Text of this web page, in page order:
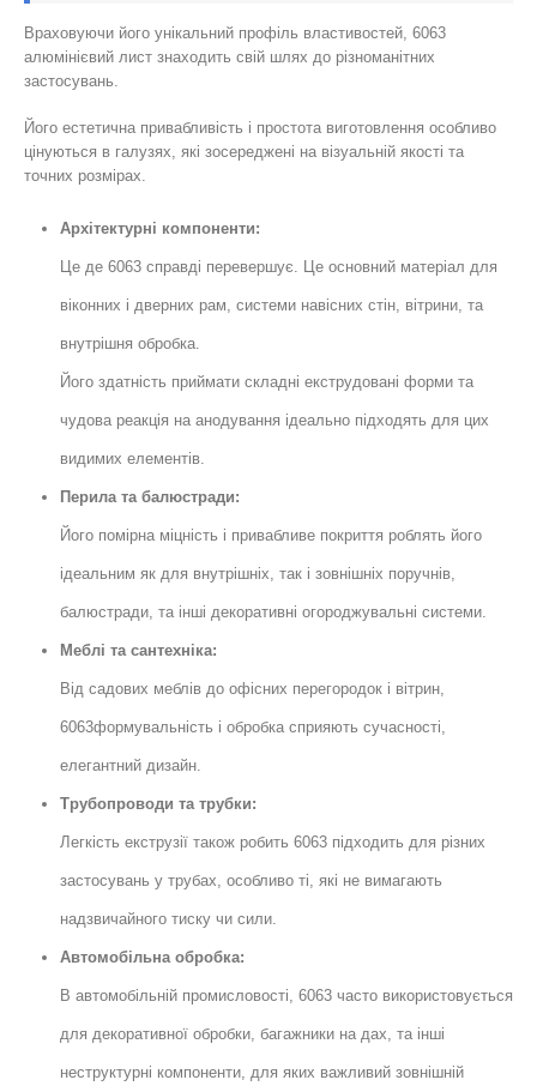
Враховуючи його унікальний профіль властивостей, 6063
алюмінієвий лист знаходить свій шлях до різноманітних
застосувань.
Його естетична привабливість і простота виготовлення особливо
цінуються в галузях, які зосереджені на візуальній якості та
точних розмірах.
Архітектурні компоненти:
Це де 6063 справді перевершує. Це основний матеріал для
віконних і дверних рам, системи навісних стін, вітрини, та
внутрішня обробка.
Його здатність приймати складні екструдовані форми та
чудова реакція на анодування ідеально підходять для цих
видимих ​​елементів.
Перила та балюстради:
Його помірна міцність і привабливе покриття роблять його
ідеальним як для внутрішніх, так і зовнішніх поручнів,
балюстради, та інші декоративні огороджувальні системи.
Меблі та сантехніка:
Від садових меблів до офісних перегородок і вітрин,
6063формувальність і обробка сприяють сучасності,
елегантний дизайн.
Трубопроводи та трубки:
Легкість екструзії також робить 6063 підходить для різних
застосувань у трубах, особливо ті, які не вимагають
надзвичайного тиску чи сили.
Автомобільна обробка:
В автомобільній промисловості, 6063 часто використовується
для декоративної обробки, багажники на дах, та інші
неструктурні компоненти, для яких важливий зовнішній